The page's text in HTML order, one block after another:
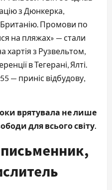
з Дюнкерка,
Британію. Промови по
на пляжах» — стали
хартія з Рузвельтом,
в Тегерані, Ялті.
— приніс відбудову,
врятувала не лише
для всього світу.